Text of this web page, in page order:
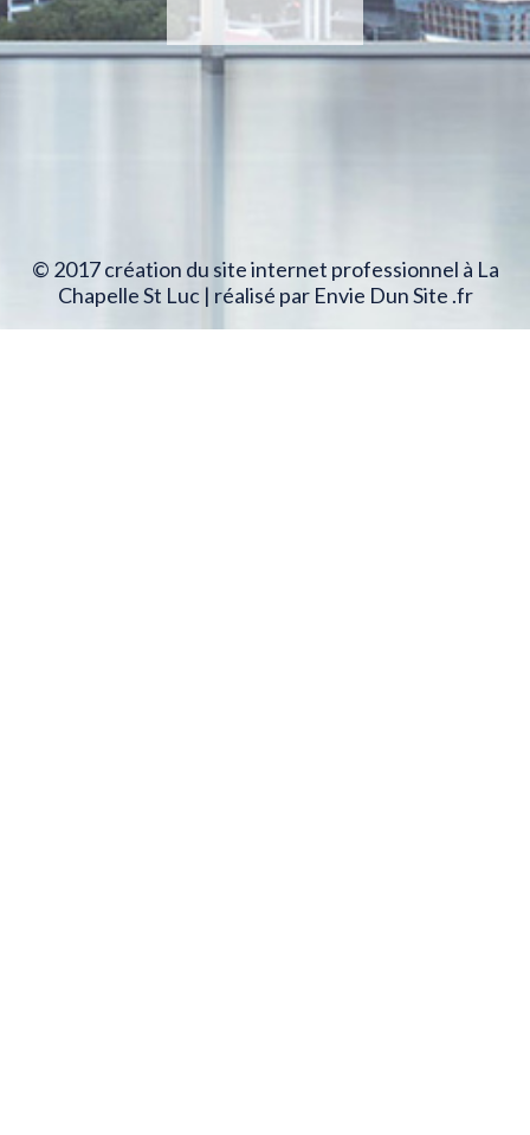
© 2017 création du site internet professionnel à La
Chapelle St Luc | réalisé par Envie Dun Site .fr